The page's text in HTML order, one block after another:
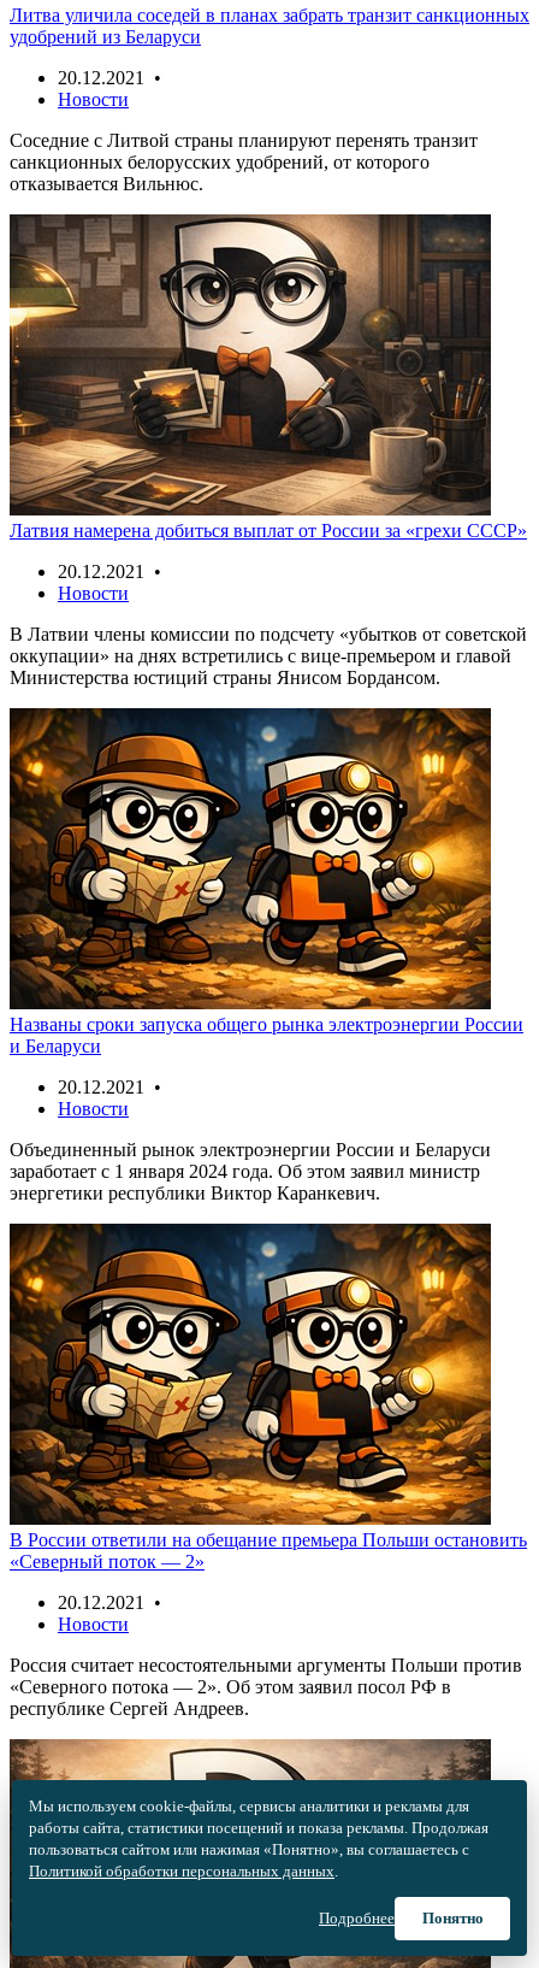
Литва уличила соседей в планах забрать транзит санкционных
удобрений из Беларуси
20.12.2021 •
Новости
Соседние с Литвой страны планируют перенять транзит
санкционных белорусских удобрений, от которого
отказывается Вильнюс.
Латвия намерена добиться выплат от России за «грехи СССР»
20.12.2021 •
Новости
В Латвии члены комиссии по подсчету «убытков от советской
оккупации» на днях встретились с вице-премьером и главой
Министерства юстиций страны Янисом Бордансом.
Названы сроки запуска общего рынка электроэнергии России
и Беларуси
20.12.2021 •
Новости
Объединенный рынок электроэнергии России и Беларуси
заработает с 1 января 2024 года. Об этом заявил министр
энергетики республики Виктор Каранкевич.
В России ответили на обещание премьера Польши остановить
«Северный поток — 2»
20.12.2021 •
Новости
Россия считает несостоятельными аргументы Польши против
«‎Северного потока — 2». Об этом заявил посол РФ в
республике Сергей Андреев.
Мы используем cookie-файлы, сервисы аналитики и рекламы для
работы сайта, статистики посещений и показа рекламы. Продолжая
пользоваться сайтом или нажимая «Понятно», вы соглашаетесь с
Политикой обработки персональных данных.
Подробнее Понятно